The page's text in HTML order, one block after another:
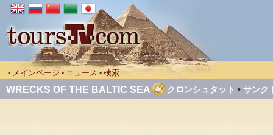
• メインページ • ニュース • 検索
WRECKS OF THE BALTIC SEA クロンシュタット • サンク